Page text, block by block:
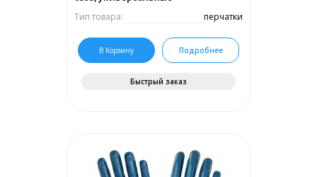
Тип товара:
перчатки
В Корзину Подробнее
Быстрый заказ